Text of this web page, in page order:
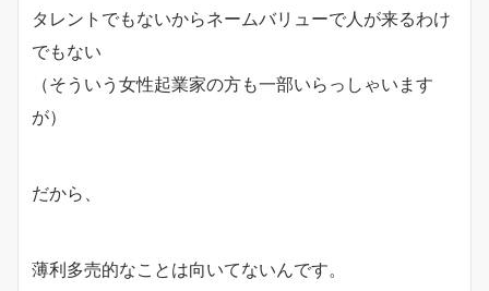
タレントでもないからネームバリューで人が来るわけ
でもない
（そういう女性起業家の方も一部いらっしゃいます
が）
だから、
薄利多売的なことは向いてないんです。